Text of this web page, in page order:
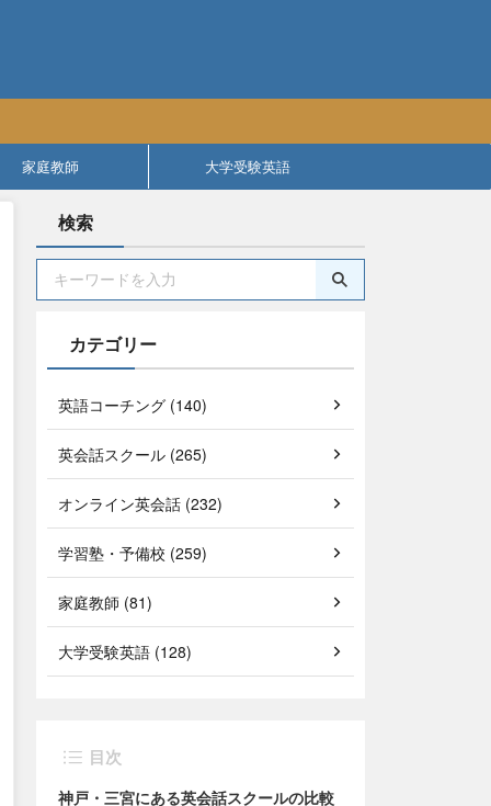
家庭教師 大学受験英語
検索
カテゴリー
英語コーチング (140)
英会話スクール (265)
オンライン英会話 (232)
学習塾・予備校 (259)
家庭教師 (81)
大学受験英語 (128)
目次
神戸・三宮にある英会話スクールの比較